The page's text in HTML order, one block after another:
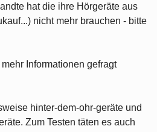
hat die ihre Hörgeräte aus
nicht mehr brauchen - bitte
Informationen gefragt
hinter-dem-ohr-geräte und
Zum Testen täten es auch